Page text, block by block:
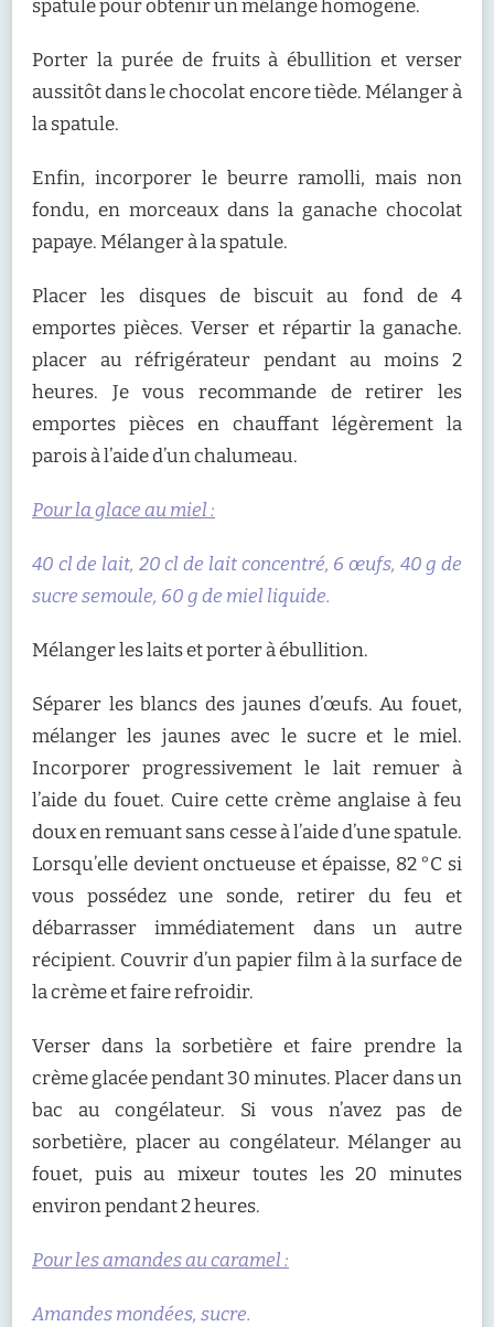
spatule pour obtenir un mélange homogène.
Porter la purée de fruits à ébullition et verser
aussitôt dans le chocolat encore tiède. Mélanger à
la spatule.
Enfin, incorporer le beurre ramolli, mais non
fondu, en morceaux dans la ganache chocolat
papaye. Mélanger à la spatule.
Placer les disques de biscuit au fond de 4
emportes pièces. Verser et répartir la ganache.
placer au réfrigérateur pendant au moins 2
heures. Je vous recommande de retirer les
emportes pièces en chauffant légèrement la
parois à l’aide d’un chalumeau.
Pour la glace au miel :
40 cl de lait, 20 cl de lait concentré, 6 œufs, 40 g de
sucre semoule, 60 g de miel liquide.
Mélanger les laits et porter à ébullition.
Séparer les blancs des jaunes d’œufs. Au fouet,
mélanger les jaunes avec le sucre et le miel.
Incorporer progressivement le lait remuer à
l’aide du fouet. Cuire cette crème anglaise à feu
doux en remuant sans cesse à l’aide d’une spatule.
Lorsqu’elle devient onctueuse et épaisse, 82 °C si
vous possédez une sonde, retirer du feu et
débarrasser immédiatement dans un autre
récipient. Couvrir d’un papier film à la surface de
la crème et faire refroidir.
Verser dans la sorbetière et faire prendre la
crème glacée pendant 30 minutes. Placer dans un
bac au congélateur. Si vous n’avez pas de
sorbetière, placer au congélateur. Mélanger au
fouet, puis au mixeur toutes les 20 minutes
environ pendant 2 heures.
Pour les amandes au caramel :
Amandes mondées, sucre.